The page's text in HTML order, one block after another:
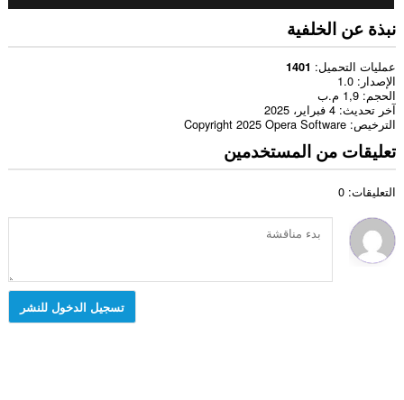
نبذة عن الخلفية
عمليات التحميل 1401
الإصدار
1.0
الحجم 1,9 م.ب
آخر تحديث 4 فبراير، 2025
الترخيص Copyright 2025 Opera Software
تعليقات من المستخدمين
التعليقات: 0
تسجيل الدخول للنشر